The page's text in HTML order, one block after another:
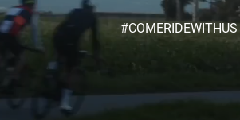
#COMERIDEWITHUS